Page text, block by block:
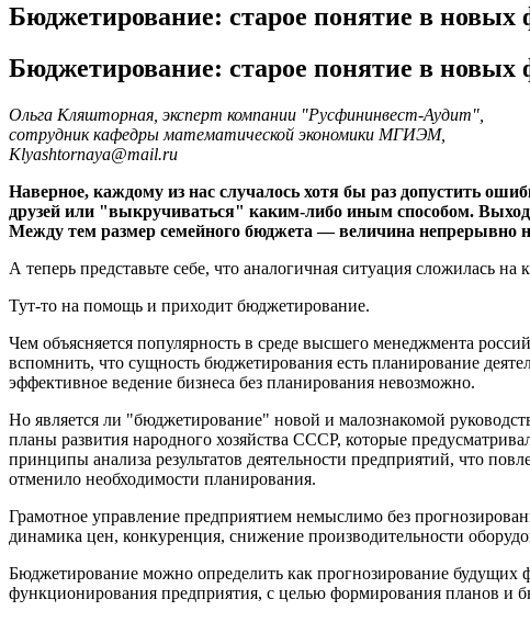
Бюджетирование: старое понятие в новых
Бюджетирование: старое понятие в новых
Ольга Кляшторная, эксперт компании "Русфининвест-Аудит",
сотрудник кафедры математической экономики МГИЭМ,
Klyashtornaya@mail.ru
Наверное, каждому из нас случалось хотя бы раз допустить
друзей или "выкручиваться" каким-либо иным способом.
Между тем размер семейного бюджета — величина непрерывно
А теперь представьте себе, что аналогичная ситуация сложилась
Тут-то на помощь и приходит бюджетирование.
Чем объясняется популярность в среде высшего менеджмента
вспомнить, что сущность бюджетирования есть планирование
эффективное ведение бизнеса без планирования невозможно.
Но является ли "бюджетирование" новой и малознакомой
планы развития народного хозяйства СССР, которые
принципы анализа результатов деятельности предприятий, что
отменило необходимости планирования.
Грамотное управление предприятием немыслимо без
динамика цен, конкуренция, снижение производительности
Бюджетирование можно определить как прогнозирование будущих
функционирования предприятия, с целью формирования планов и